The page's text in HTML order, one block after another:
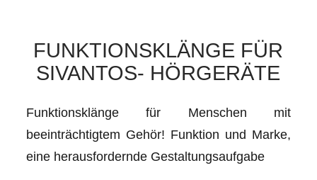
FUNKTIONSKLÄNGE FÜR
SIVANTOS- HÖRGERÄTE
Funktionsklänge für Menschen mit
beeinträchtigtem Gehör! Funktion und Marke,
eine herausfordernde Gestaltungsaufgabe